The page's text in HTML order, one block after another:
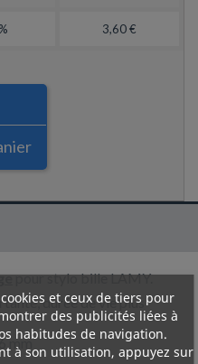
3,60 €
epour stylo bille LAMY.
durée de vie plus
mm
et ceux de tiers pour
des publicités liées à
habitudes de navigation.
à son utilisation, appuyez sur